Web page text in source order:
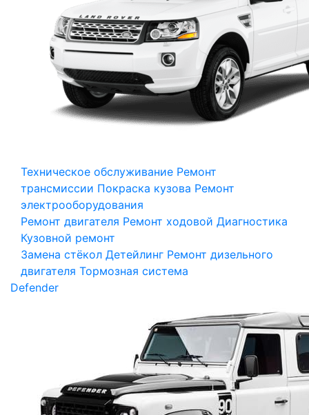
Техническое обслуживание Ремонт
трансмиссии Покраска кузова Ремонт
электрооборудования
Ремонт двигателя Ремонт ходовой Диагностика
Кузовной ремонт
Замена стёкол Детейлинг Ремонт дизельного
двигателя Тормозная система
Defender